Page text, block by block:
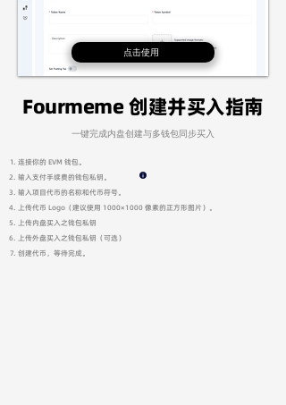
点击使用
Fourmeme 创建并买入指南
​一键完成内盘创建与多钱包同步买入
连接你的 EVM 钱包。
输入支付手续费的钱包私钥。
输入项目代币的名称和代币符号。
上传代币 Logo（建议使用 1000×1000 像素的正方形图片）。
上传内盘买入之钱包私钥
上传外盘买入之钱包私钥（可选）
创建代币，等待完成。